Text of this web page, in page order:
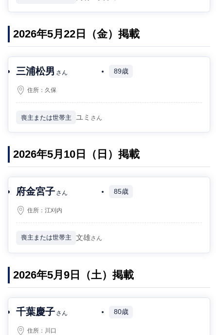
2026年5月22日（金）掲載
三浦松男 さん 89歳
住所： 久保
喪主または世帯主 ユミ さん
2026年5月10日（日）掲載
府金宮子 さん 85歳
住所：江刈内
喪主または世帯主 文雄さん
2026年5月9日（土）掲載
千葉慶子 さん 80歳
住所： 川口